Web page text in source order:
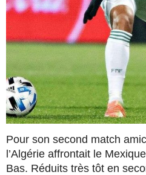
Pour son second match
l’Algérie affrontait le
Bas. Réduits très tôt en